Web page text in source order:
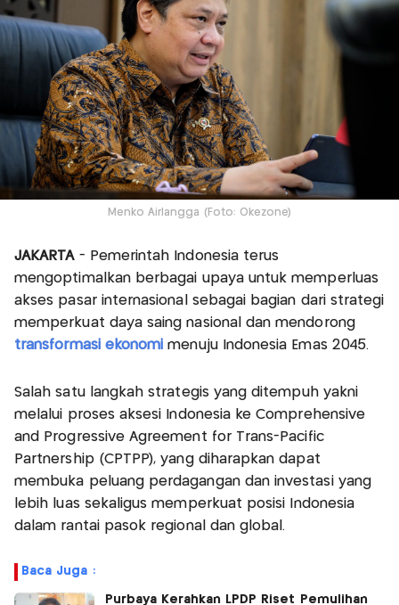
Menko Airlangga (Foto: Okezone)
JAKARTA- Pemerintah Indonesia terus
mengoptimalkan berbagai upaya untuk memperluas
akses pasar internasional sebagai bagian dari strategi
memperkuat daya saing nasional dan mendorong
transformasi ekonomi menuju Indonesia Emas 2045.
Salah satu langkah strategis yang ditempuh yakni
melalui proses aksesi Indonesia ke Comprehensive
and Progressive Agreement for Trans-Pacific
Partnership (CPTPP), yang diharapkan dapat
membuka peluang perdagangan dan investasi yang
lebih luas sekaligus memperkuat posisi Indonesia
dalam rantai pasok regional dan global.
Baca Juga :
Purbaya Kerahkan LPDP Riset Pemulihan